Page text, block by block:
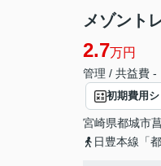
メゾント
2.7万円
管理 / 共益費 -
初期費用
宮崎県都城市
日豊本線「